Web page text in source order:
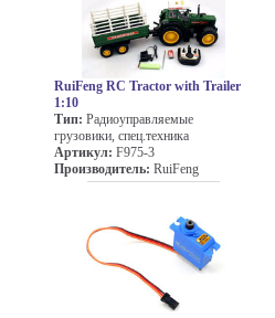
RuiFeng RC Tractor with Trailer
1:10
Тип: Радиоуправляемые
грузовики, спец.техника
Артикул: F975-3
Производитель: RuiFeng